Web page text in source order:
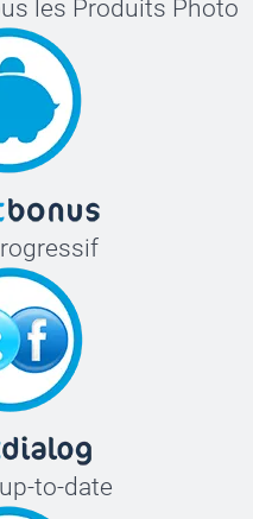
les Produits Photo
to-date